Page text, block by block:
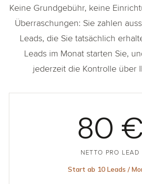
Keine Grundgebühr, keine
Überraschungen: Sie zahlen
Leads, die Sie tatsächlich
Leads im Monat starten Sie,
jederzeit die Kontrolle über
80 €
NETTO PRO LEAD
Start ab 10 Leads /